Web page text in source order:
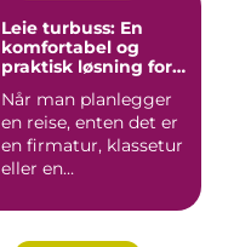
Leie turbuss: En
komfortabel og
praktisk løsning for
Når man planlegger
en reise, enten det er
en firmatur, klassetur
eller en
med...